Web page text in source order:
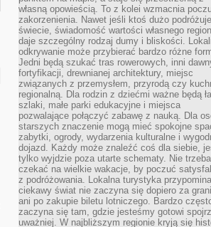
własną opowieścią. To z kolei wzmacnia
zakorzenienia. Nawet jeśli ktoś dużo
świecie, świadomość wartości własnego
daje szczególny rodzaj dumy i bliskości.
odkrywanie może przybierać bardzo różne
Jedni będą szukać tras rowerowych, inni
fortyfikacji, drewnianej architektury, miejsc
związanych z przemysłem, przyrodą czy
regionalną. Dla rodzin z dziećmi ważne będą
szlaki, małe parki edukacyjne i miejsca
pozwalające połączyć zabawę z nauką. Dla
starszych znaczenie mogą mieć spokojne
zabytki, ogrody, wydarzenia kulturalne i
dojazd. Każdy może znaleźć coś dla siebie,
tylko wyjdzie poza utarte schematy. Nie trzeba
czekać na wielkie wakacje, by poczuć
z podróżowania. Lokalna turystyka
ciekawy świat nie zaczyna się dopiero za
ani po zakupie biletu lotniczego. Bardzo
zaczyna się tam, gdzie jesteśmy gotowi
uważniej. W najbliższym regionie kryją się